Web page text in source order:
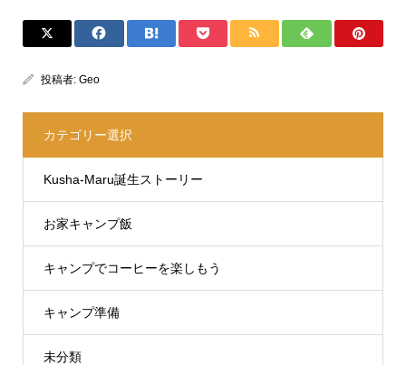
投稿者: Geo
カテゴリー選択
Kusha-Maru誕生ストーリー
お家キャンプ飯
キャンプでコーヒーを楽しもう
キャンプ準備
未分類